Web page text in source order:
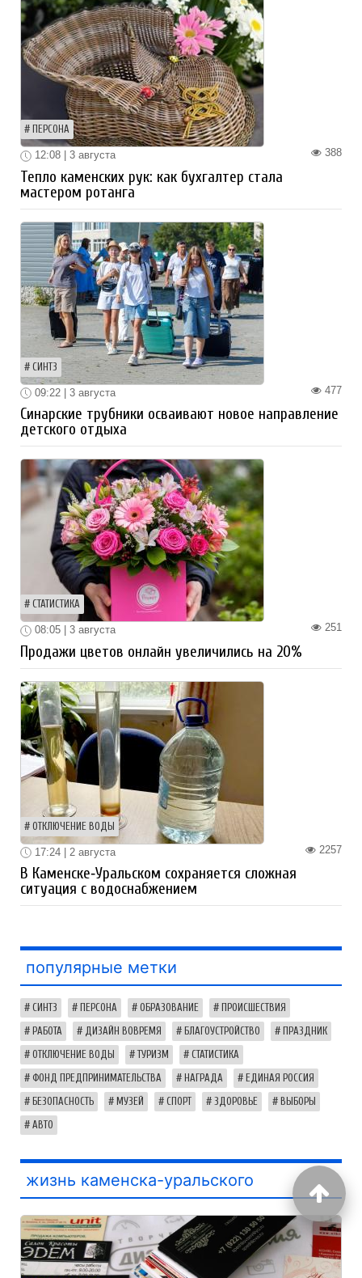
ПЕРСОНА
388
12:08 | 3 августа
Тепло каменских рук: как бухгалтер стала
мастером ротанга
СИНТЗ
477
09:22 | 3 августа
Синарские трубники осваивают новое направление
детского отдыха
СТАТИСТИКА
251
08:05 | 3 августа
Продажи цветов онлайн увеличились на 20%
ОТКЛЮЧЕНИЕ ВОДЫ
2257
17:24 | 2 августа
В Каменске‑Уральском сохраняется сложная
ситуация с водоснабжением
популярные метки
СИНТЗ ПЕРСОНА ОБРАЗОВАНИЕ ПРОИСШЕСТВИЯ
РАБОТА ДИЗАЙН ВОВРЕМЯ БЛАГОУСТРОЙСТВО ПРАЗДНИК
ОТКЛЮЧЕНИЕ ВОДЫ ТУРИЗМ СТАТИСТИКА
ФОНД ПРЕДПРИНИМАТЕЛЬСТВА НАГРАДА ЕДИНАЯ РОССИЯ
БЕЗОПАСНОСТЬ МУЗЕЙ СПОРТ ЗДОРОВЬЕ ВЫБОРЫ
АВТО
жизнь каменска-уральского